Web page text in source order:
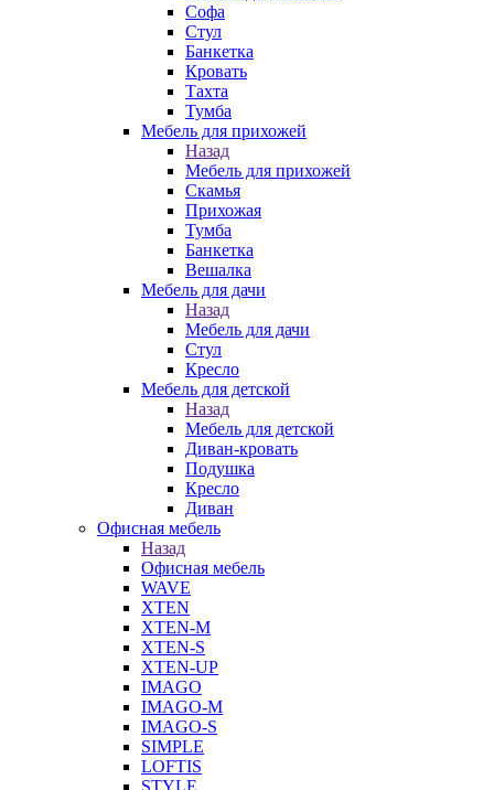
Софа
Стул
Банкетка
Кровать
Тахта
Тумба
Мебель для прихожей
Назад
Мебель для прихожей
Скамья
Прихожая
Тумба
Банкетка
Вешалка
Мебель для дачи
Назад
Мебель для дачи
Стул
Кресло
Мебель для детской
Назад
Мебель для детской
Диван-кровать
Подушка
Кресло
Диван
Офисная мебель
Назад
Офисная мебель
WAVE
XTEN
XTEN-M
XTEN-S
XTEN-UP
IMAGO
IMAGO-M
IMAGO-S
SIMPLE
LOFTIS
STYLE